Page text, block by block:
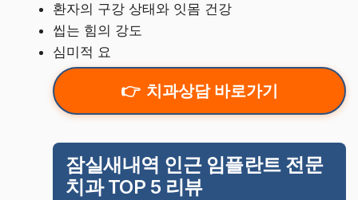
환자의 구강 상태와 잇몸 건강
씹는 힘의 강도
심미적 요
치과상담 바로가기
잠실새내역 인근 임플란트 전문
치과 TOP 5 리뷰